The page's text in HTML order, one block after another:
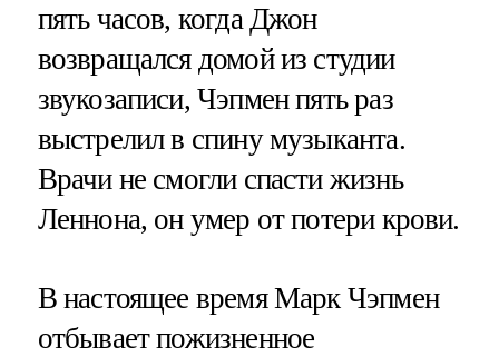
пять часов, когда Джон
возвращался домой из студии
звукозаписи, Чэпмен пять раз
выстрелил в спину музыканта.
Врачи не смогли спасти жизнь
Леннона, он умер от потери крови.
В настоящее время Марк Чэпмен
отбывает пожизненное